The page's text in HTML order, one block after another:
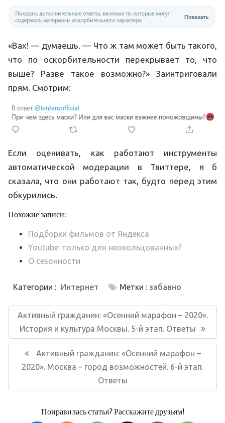
«Вах! — думаешь. — Что ж там может быть такого,
что по оскорбительности перекрывает то, что
выше? Разве такое возможно?» Заинтриговали
прям. Смотрим:
Если оценивать, как работают инструменты
автоматической модерации в Твиттере, я б
сказала, что они работают так, будто перед этим
обкурились.
Похожие записи:
Подборки фильмов от Яндекса
Youtube: только для неокольцованных?
О сезонности
Категории : Интернет Метки : забавно
записям
Предыдущая
запись:
Активный гражданин: «Осенний марафон – 2020».
История и культура Москвы. 5-й этап. Ответы
Следующая
запись:
Активный гражданин: «Осенний марафон –
2020». Москва – город возможностей. 6-й этап.
Ответы
Понравилась статья? Расскажите друзьям!